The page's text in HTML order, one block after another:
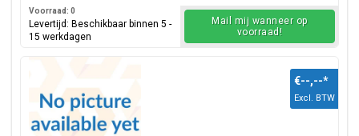
Voorraad: 0
Levertijd: Beschikbaar binnen 5 -
15 werkdagen
Mail mij wanneer op
voorraad!
€--,--*
Excl. BTW